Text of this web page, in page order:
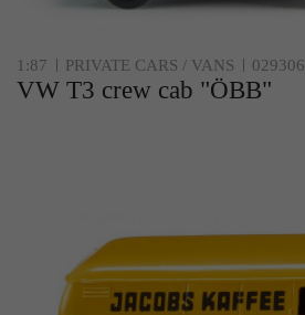
1:87 PRIVATE CARS / VANS 029306
VW T3 crew cab "ÖBB"